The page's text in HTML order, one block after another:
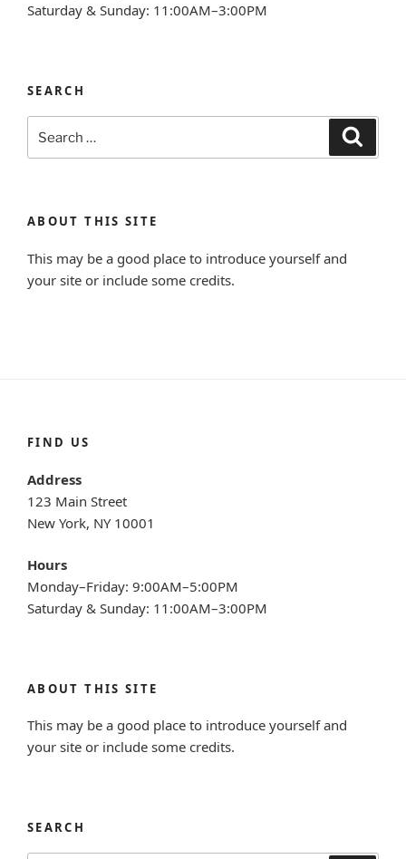
Saturday & Sunday: 11:00AM–3:00PM
SEARCH
for:
ABOUT THIS SITE
This may be a good place to introduce yourself and
your site or include some credits.
FIND US
Address
123 Main Street
New York, NY 10001
Hours
Monday–Friday: 9:00AM–5:00PM
Saturday & Sunday: 11:00AM–3:00PM
ABOUT THIS SITE
This may be a good place to introduce yourself and
your site or include some credits.
SEARCH